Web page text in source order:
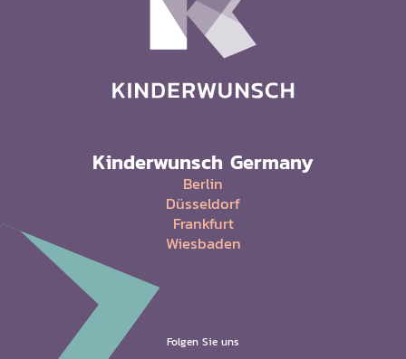
Kinderwunsch Germany
Berlin
Düsseldorf
Frankfurt
Wiesbaden
Folgen Sie uns